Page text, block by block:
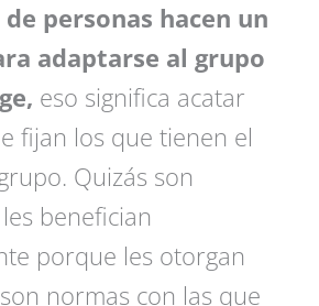
personas hacen un
adaptarse al grupo
eso significa acatar
fijan los que tienen el
Quizás son
benefician
porque les otorgan
normas con las que